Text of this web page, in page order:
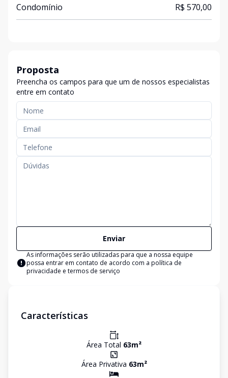
Condomínio R$ 570,00
Proposta
Preencha os campos para que um de nossos especialistas
entre em contato
Enviar
As informações serão utilizadas para que a nossa equipe
possa entrar em contato de acordo com a política de
privacidade e termos de serviço
Características
Área Total 63m²
Área Privativa 63m²